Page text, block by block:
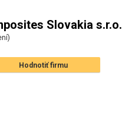
Slovakia s.r.o.
)
Hodnotiť firmu